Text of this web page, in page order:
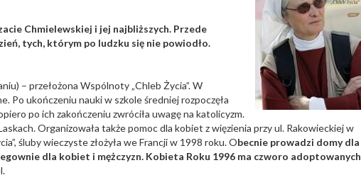
Chmielewskiej i jej najbliższych. Przede
tych, którym po ludzku się nie powiodło.
– przełożona Wspólnoty „Chleb Życia”. W
Po ukończeniu nauki w szkole średniej rozpoczęła
po ich zakończeniu zwróciła uwagę na katolicyzm.
Organizowała także pomoc dla kobiet z więzienia przy ul. Rakowieckiej w
śluby wieczyste złożyła we Francji w 1998 roku. Obecnie prowadzi domy dla
dla kobiet i mężczyzn. Kobieta Roku 1996 ma czworo adoptowanych